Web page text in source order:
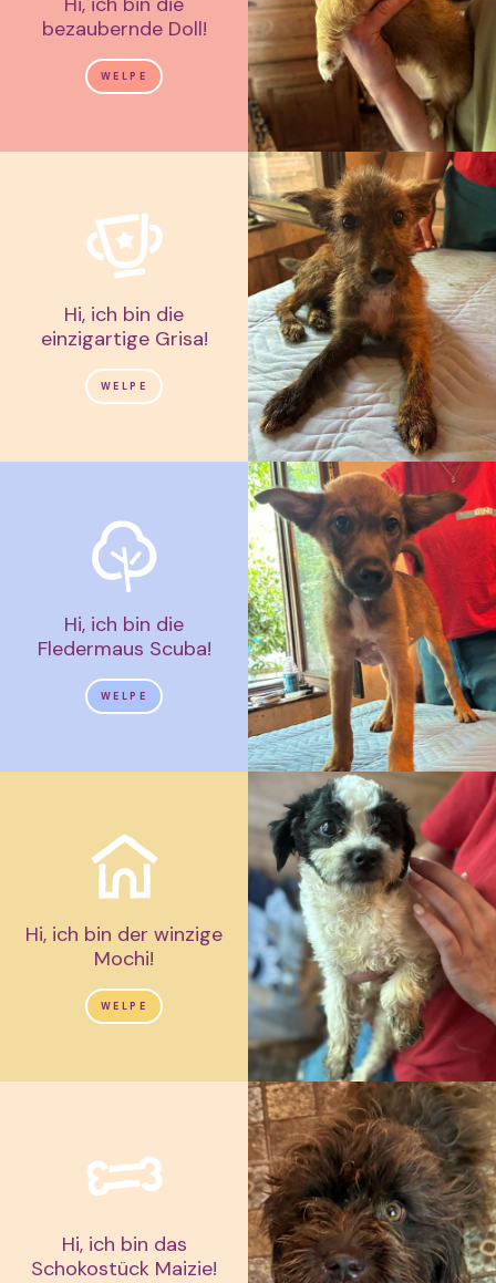
bezaubernde Doll!
WELPE
Hi, ich bin die
einzigartige Grisa!
WELPE
Hi, ich bin die
Fledermaus Scuba!
WELPE
Hi, ich bin der winzige
Mochi!
WELPE
Hi, ich bin das
Schokostück Maizie!